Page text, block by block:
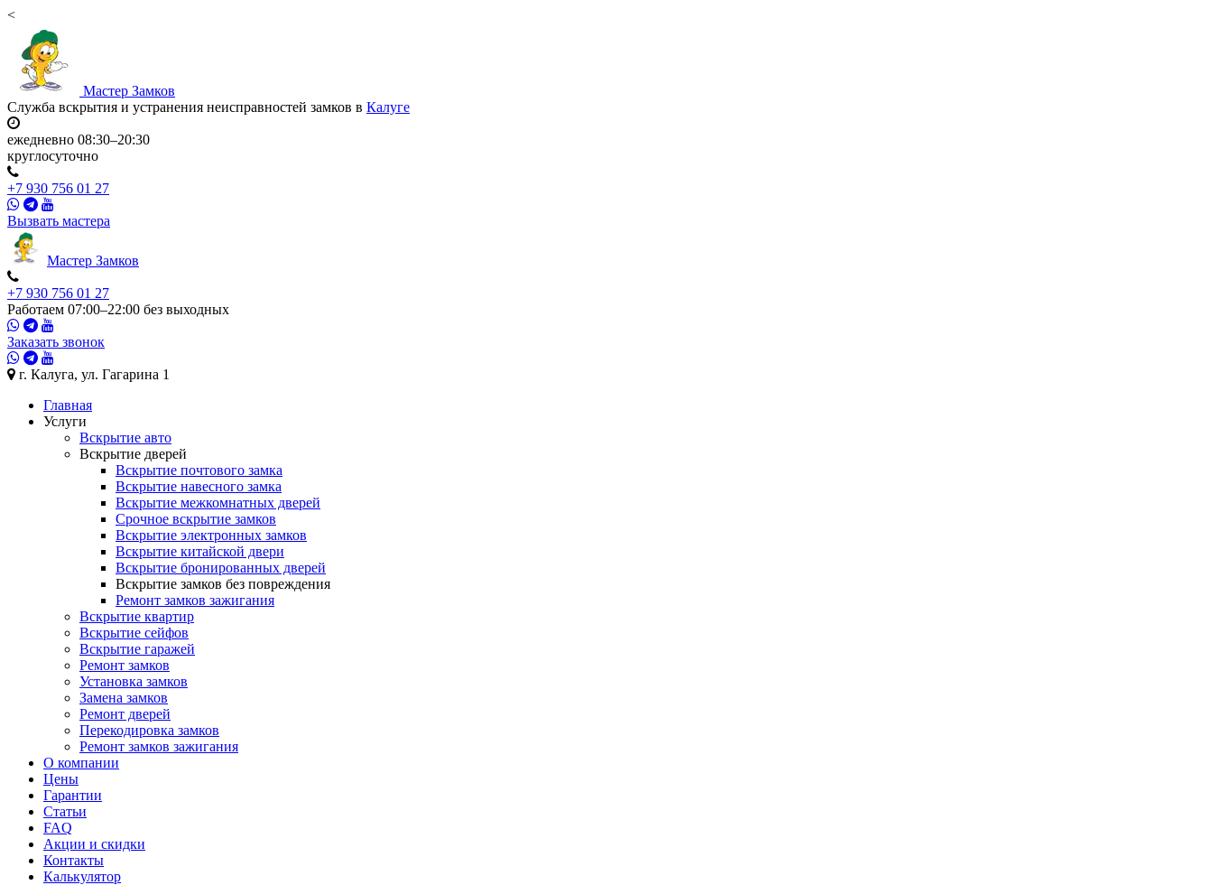
<
Мастер Замков
Служба вскрытия и устранения неисправностей замков в Калуге
ежедневно 08:30–20:30
круглосуточно
+7 930 756 01 27
Вызвать мастера
Мастер Замков
+7 930 756 01 27
Работаем 07:00–22:00 без выходных
Заказать звонок
г. Калуга, ул. Гагарина 1
Главная
Услуги
Вскрытие авто
Вскрытие дверей
Вскрытие почтового замка
Вскрытие навесного замка
Вскрытие межкомнатных дверей
Срочное вскрытие замков
Вскрытие электронных замков
Вскрытие китайской двери
Вскрытие бронированных дверей
Вскрытие замков без повреждения
Ремонт замков зажигания
Вскрытие квартир
Вскрытие сейфов
Вскрытие гаражей
Ремонт замков
Установка замков
Замена замков
Ремонт дверей
Перекодировка замков
Ремонт замков зажигания
О компании
Цены
Гарантии
Статьи
FAQ
Акции и скидки
Контакты
Калькулятор